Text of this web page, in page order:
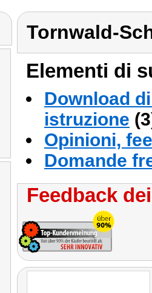
Tornwald-
Elementi di
Download
istruzione
Opinioni,
Domande
Feedback